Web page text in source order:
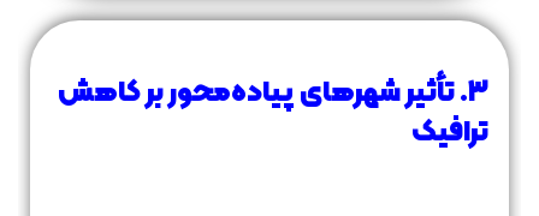
۳. تأثیر شهرهای پیاده‌محور بر کاهش
ترافیک